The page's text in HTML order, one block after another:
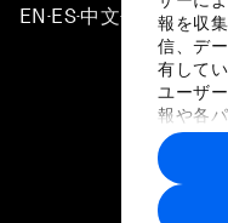
報を収
信、デ
有して
ユーザ
報や各
に収集
トナー
す。
EN ▪ES▪中文▪ 日本語
プライバ